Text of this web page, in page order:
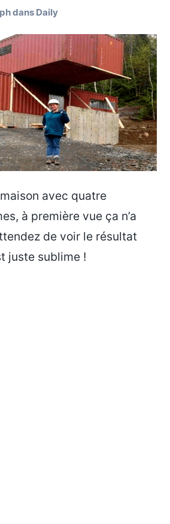
dans Daily
avec quatre
à première vue ça n’a
de voir le résultat
juste sublime !